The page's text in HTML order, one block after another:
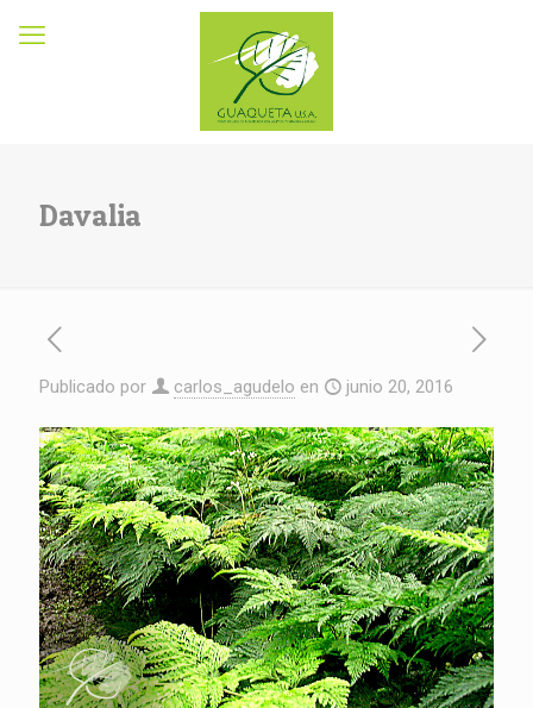
Davalia
Publicado por carlos_agudelo en junio 20, 2016